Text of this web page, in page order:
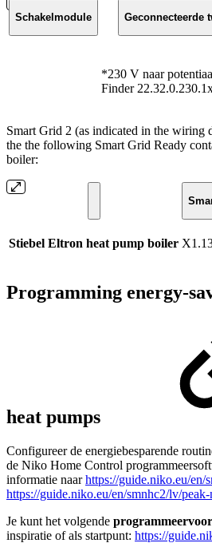
Schakelmodule Geconnecteerde
*230 V naar
Finder
Smart Grid 2 (as indicated in the wiring
the the following Smart Grid Ready
boiler:
Stiebel Eltron heat pump boiler
Programming energy-
heat pumps
Configureer de energiebesparende
de Niko Home Control
informatie naarhttps://guide.niko.eu/en/
https://guide.niko.eu/en/smnhc2/lv/peak-
Je kunt het volgende
inspiratie of als startpunt: https://